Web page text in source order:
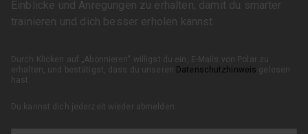
Einblicke und Anregungen zu erhalten, damit du smarter
trainieren und dich besser erholen kannst.
Durch Klicken auf „Abonnieren“ willigst du ein, E-Mails von Polar zu
erhalten, und bestätigst, dass du unseren Datenschutzhinweis gelesen
hast.
Du kannst dich jederzeit wieder abmelden.